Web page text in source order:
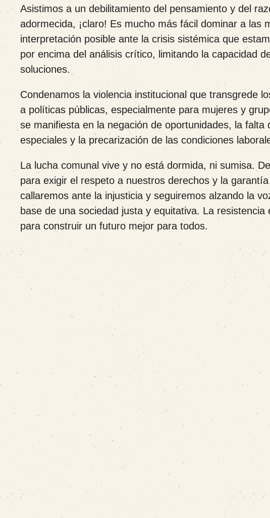
Asistimos a un debilitamiento del pensamiento y del
adormecida, ¡claro! Es mucho más fácil dominar a las
interpretación posible ante la crisis sistémica que
por encima del análisis crítico, limitando la capacidad
soluciones.
Condenamos la violencia institucional que transgrede
a políticas públicas, especialmente para mujeres y
se manifiesta en la negación de oportunidades, la
especiales y la precarización de las condiciones
La lucha comunal vive y no está dormida, ni sumisa.
para exigir el respeto a nuestros derechos y la
callaremos ante la injusticia y seguiremos alzando la
base de una sociedad justa y equitativa. La
para construir un futuro mejor para todos.